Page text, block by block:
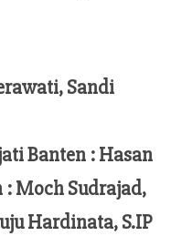
Sandi
Banten : Hasan
: MochSudrajad,
Hardinata, S.IP